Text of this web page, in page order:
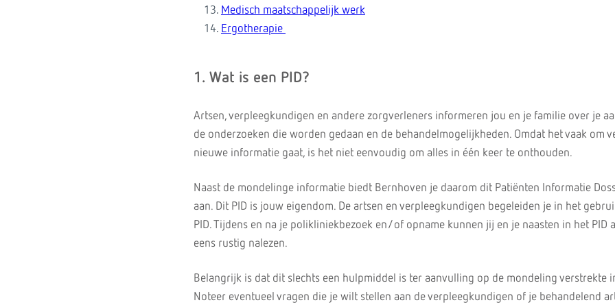
Medisch maatschappelijk werk
Ergotherapie
1. Wat is een PID?
Artsen, verpleegkundigen en andere zorgverleners informeren jou en je familie over je
de onderzoeken die worden gedaan en de behandelmogelijkheden. Omdat het vaak om
nieuwe informatie gaat, is het niet eenvoudig om alles in één keer te onthouden.
Naast de mondelinge informatie biedt Bernhoven je daarom dit Patiënten Informatie
aan. Dit PID is jouw eigendom. De artsen en verpleegkundigen begeleiden je in het
PID. Tijdens en na je polikliniekbezoek en/of opname kunnen jij en je naasten in het PID
eens rustig nalezen.
Belangrijk is dat dit slechts een hulpmiddel is ter aanvulling op de mondeling verstrekte
Noteer eventueel vragen die je wilt stellen aan de verpleegkundigen of je behandelend